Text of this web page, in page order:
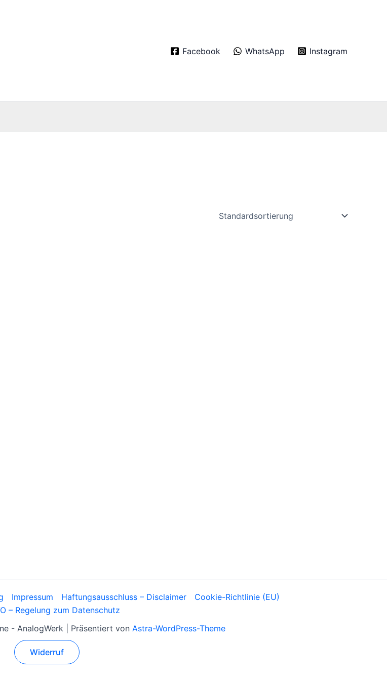
Facebook
WhatsApp Instagram
Impressum Haftungsausschluss – Disclaimer
Cookie-Richtlinie (EU)
– Regelung zum Datenschutz
- AnalogWerk | Präsentiert von Astra-WordPress-Theme
Widerruf